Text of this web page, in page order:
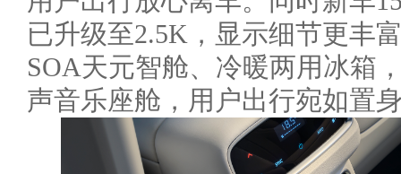
已升级至2.5K，显示细节更丰
SOA天元智舱、冷暖两用冰箱
声音乐座舱，用户出行宛如置